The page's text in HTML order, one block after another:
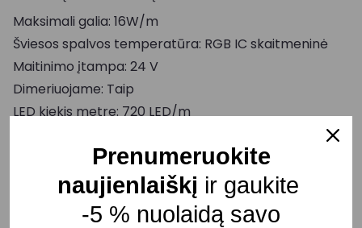
Maksimali galia: 16W/m
Šviesos spalvos temperatūra: RGB IC skaitmeninė
Maitinimo įtampa: 24 V
Dimeriuojame: Taip
LED kiekis metre: 720 LED/m
Valdiklis: WS2811 COB
Atsparumas vandeniui ir dulkėms: IP20
Pristatymo terminas: 5 – 10 d. d.
Prenumeruokite
naujienlaiškį ir gaukite
-5 % nuolaidą savo